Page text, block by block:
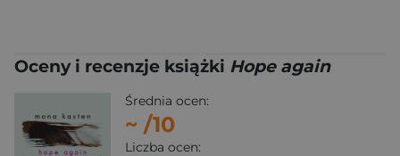
Oceny i recenzje książki Hope again
Średnia ocen:
~ /10
Liczba ocen: